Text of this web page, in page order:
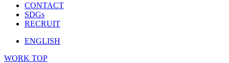
CONTACT
SDGs
RECRUIT
ENGLISH
WORK TOP